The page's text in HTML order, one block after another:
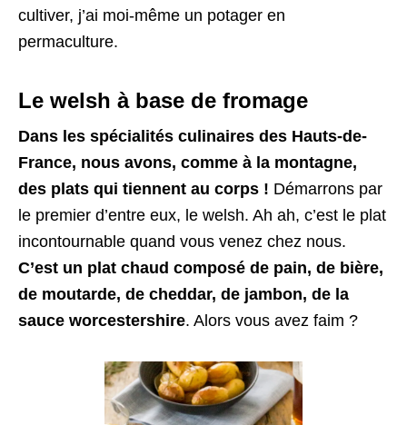
cultiver, j’ai moi-même un potager en
permaculture.
Le welsh à base de fromage
Dans les spécialités culinaires des Hauts-de-
France, nous avons, comme à la montagne,
des plats qui tiennent au corps ! Démarrons par
le premier d’entre eux, le welsh. Ah ah, c’est le plat
incontournable quand vous venez chez nous.
C’est un plat chaud composé de pain, de bière,
de moutarde, de cheddar, de jambon, de la
sauce worcestershire. Alors vous avez faim ?